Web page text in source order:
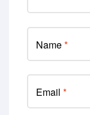
Name*
Email *